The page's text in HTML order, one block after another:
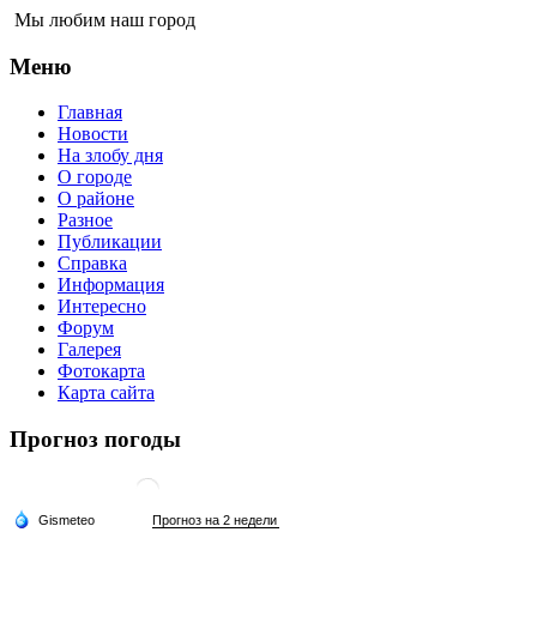
Мы любим наш город
Меню
Главная
Новости
На злобу дня
О городе
О районе
Разное
Публикации
Справка
Информация
Интересно
Форум
Галерея
Фотокарта
Карта сайта
Прогноз погоды